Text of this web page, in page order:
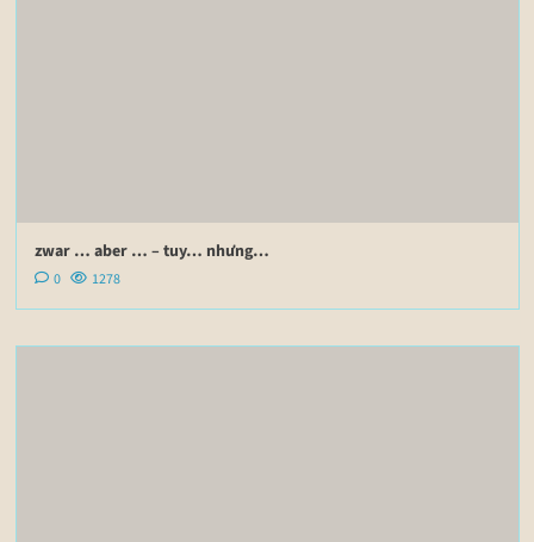
zwar … aber … – tuy… nhưng…
0 1278